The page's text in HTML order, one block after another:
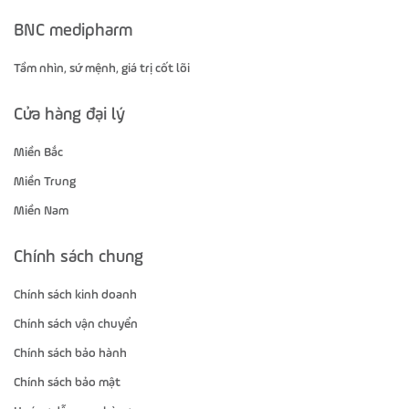
BNC medipharm
Tầm nhìn, sứ mệnh, giá trị cốt lõi
Cửa hàng đại lý
Miền Bắc
Miền Trung
Miền Nam
Chính sách chung
Chính sách kinh doanh
Chính sách vận chuyển
Chính sách bảo hành
Chính sách bảo mật